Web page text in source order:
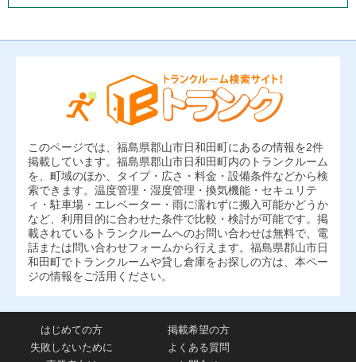
このページでは、福島県郡山市日和田町にあるの情報を2件
掲載しています。福島県郡山市日和田町内のトランクルーム
を、町域のほか、タイプ・広さ・料金・設備条件などから検
索できます。温度管理・湿度管理・換気機能・セキュリテ
ィ・駐車場・エレベーター・雨に濡れずに搬入可能かどうか
など、利用目的に合わせた条件で比較・検討が可能です。掲
載されているトランクルームへのお問い合わせは無料で、電
話または問い合わせフォームから行えます。福島県郡山市日
和田町でトランクルームや貸し倉庫をお探しの方は、本ペー
ジの情報をご活用ください。
はじめての方
掲載希望の方
失敗しないために
よくある質問